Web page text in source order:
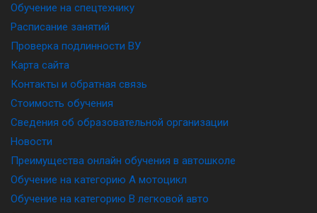
Обучение на спецтехнику
Расписание занятий
Проверка подлинности ВУ
Карта сайта
Контакты и обратная связь
Стоимость обучения
Сведения об образовательной организации
Новости
Преимущества онлайн обучения в автошколе
Обучение на категорию A мотоцикл
Обучение на категорию B легковой авто